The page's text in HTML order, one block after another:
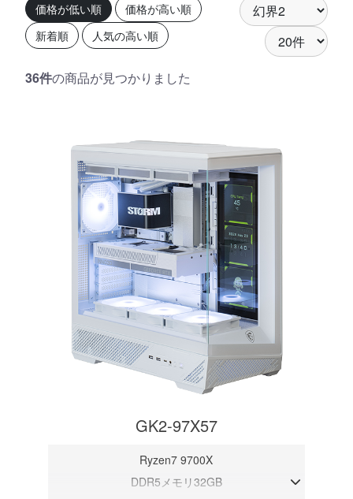
価格が低い順
価格が高い順
新着順
人気の高い順
36件の商品が見つかりました
GK2-97X57
Ryzen7 9700X
DDR5メモリ32GB